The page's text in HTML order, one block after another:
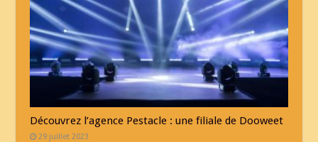
Découvrez l’agence Pestacle : une filiale de Dooweet
29 juillet 2023